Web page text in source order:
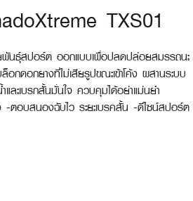
TXS01
พันธุ์สปอร์ต ออกแบบเพื่อปลดปล่อยสมรรถนะ
อกดอกยางที่ไม่เสียรูปขณะเข้าโค้ง ผสานระบบ
ละเบรกสั้นมั่นใจ ควบคุมได้อย่าแม่นยำ
-ตอบสนองฉับไว ระยะเบรคสั้น -ดีไซน์สปอร์ต